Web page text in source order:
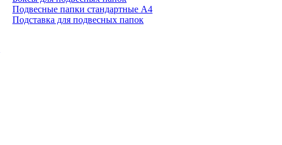
Подвесные папки стандартные А4
Подставка для подвесных папок